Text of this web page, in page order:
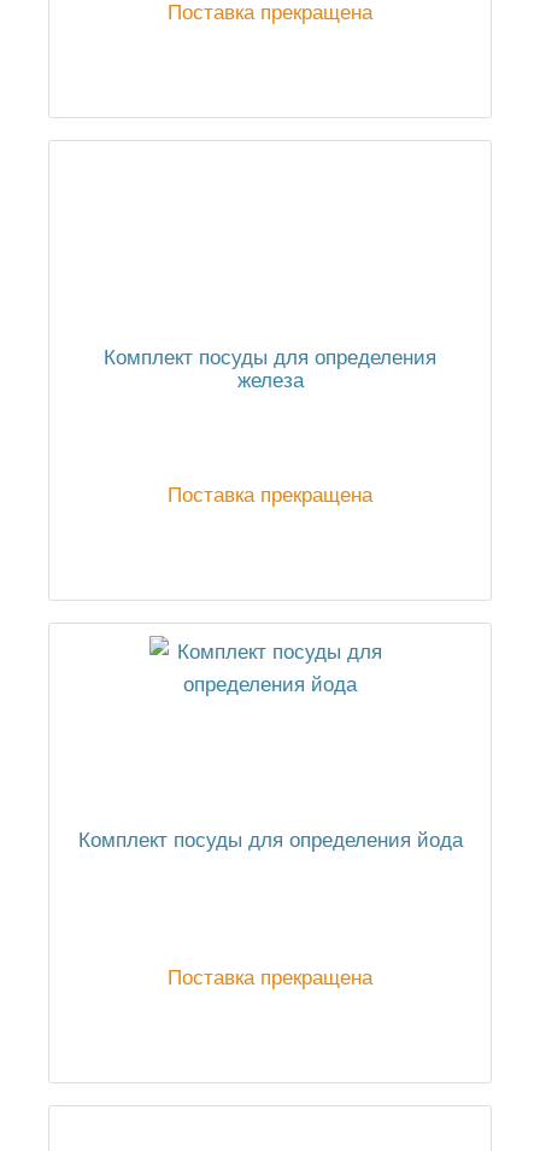
Поставка прекращена
Комплект посуды для определения
железа
Поставка прекращена
Комплект посуды для определения йода
Поставка прекращена